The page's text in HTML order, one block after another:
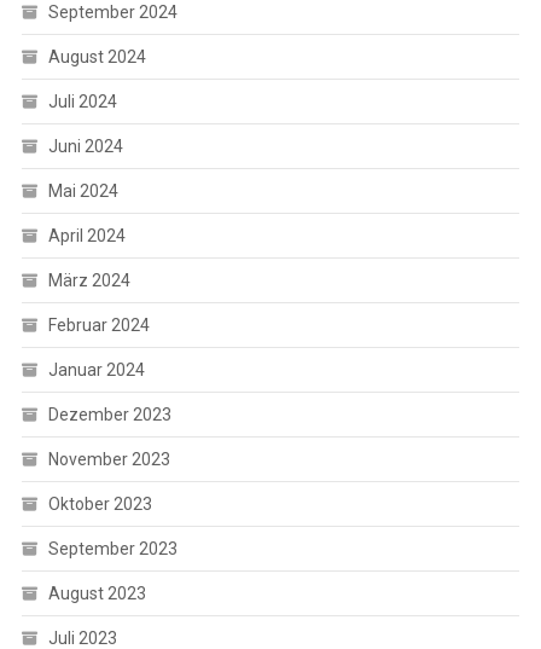
September 2024
August 2024
Juli 2024
Juni 2024
Mai 2024
April 2024
März 2024
Februar 2024
Januar 2024
Dezember 2023
November 2023
Oktober 2023
September 2023
August 2023
Juli 2023